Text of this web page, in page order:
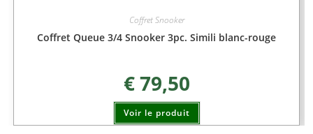
Coffret Snooker
Coffret Queue 3/4 Snooker 3pc. Simili blanc-rouge
€79,50
Voir le produit